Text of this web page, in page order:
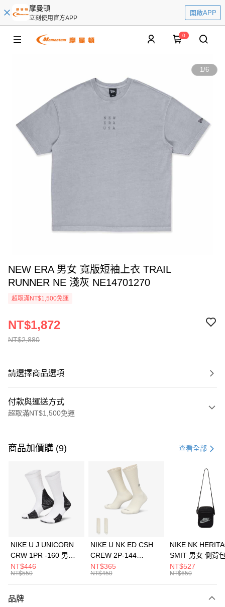
摩曼頓
立刻使用官方APP
開啟APP
0
1/6
NEW ERA 男女 寬版短袖上衣 TRAIL
RUNNER NE 淺灰 NE14701270
超取滿NT$1,500免運
NT$2,880
NT$1,872
請選擇商品選項
付款與運送方式
超取滿NT$1,500免運
信用卡一次付款
3 期 0 利率 每期 21家銀行
合作金庫商業銀行
第一商業銀行
華南商業銀行
彰化商業銀行
上海商業儲蓄銀行
元大商業銀行
台灣樂天信用卡公司
Apple Pay
全盈+PAY
AFTEE先享後付
【關於「AFTEE先享後付」】
商品加價購 (9) 查看全部
NIKE U J UNICORN
CRW 1PR -160 男女
中統襪 FZ3393100
NT$446
NT$550
NIKE U NK ED CSH
CREW 2P-144
EMBRDY 男女 短統襪
FZ3073133
NT$365
NT$450
NIKE NK
SMIT 男女 側背
BA5871010
NT$527
NT$650
品牌